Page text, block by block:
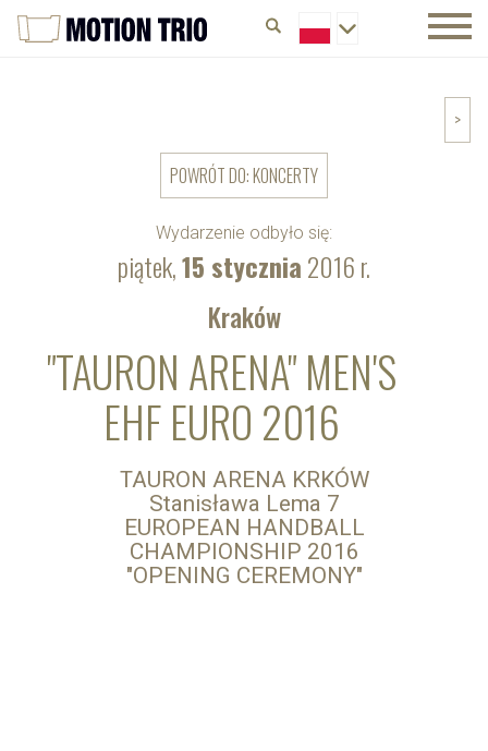
Wydarzenie odbyło się:
piątek,15 stycznia2016 r.
>
POWRÓT DO: KONCERTY
Kraków
"TAURON ARENA" MEN'S
EHF EURO 2016
TAURON ARENA KRKÓW
Stanisława Lema 7
EUROPEAN HANDBALL
CHAMPIONSHIP 2016
"OPENING CEREMONY"